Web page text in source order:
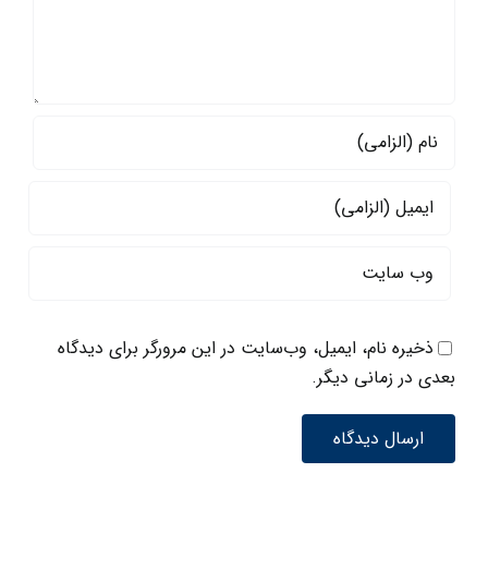
ذخیره نام، ایمیل، وب‌سایت در این مرورگر برای دیدگاه
بعدی در زمانی دیگر.